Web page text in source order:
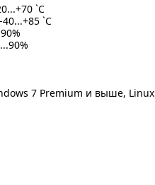
`C
`C
7 Premium и выше,